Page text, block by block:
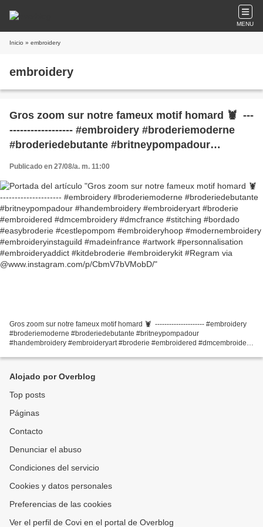
MENU
Inicio » embroidery
embroidery
Gros zoom sur notre fameux motif homard 🦞⁣ ⁣ ---
------------------⁣ #embroidery #broderiemoderne
#broderiedebutante #britneypompadour
#stitching #bordado #easybroderie
#cestlepompom #embroideryhoop
#modernembroidery #embroideryinstaguild
#madeinfrance #artwork #personnalisation
#embroideryaddict #kitdebroderie
#embroiderykit #Regram via
Publicado en 27/08/a. m. 11:00
Gros zoom sur notre fameux motif homard 🦞⁣ ⁣ ---------------------⁣ #embroidery
#broderiemoderne #broderiedebutante #britneypompadour
#handembroidery #embroideryart #broderie #embroidered #dmcembroidery
Alojado por Overblog
Top posts
Páginas
Contacto
Denunciar el abuso
Condiciones del servicio
Cookies y datos personales
Preferencias de las cookies
Ver el perfil de Covi en el portal de Overblog